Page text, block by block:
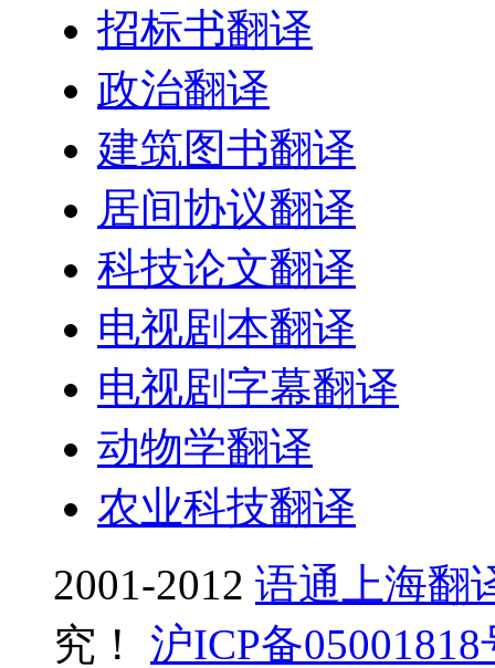
招标书翻译
政治翻译
建筑图书翻译
居间协议翻译
科技论文翻译
电视剧本翻译
电视剧字幕翻译
动物学翻译
农业科技翻译
2001-2012 语通上海翻
究！
沪ICP备05001818